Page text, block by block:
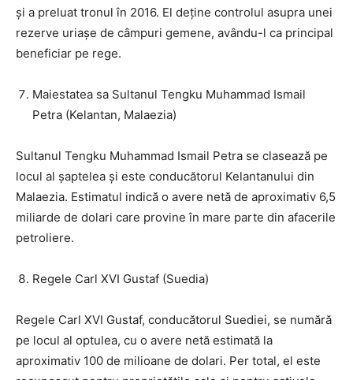
și a preluat tronul în 2016. El deține controlul asupra unei
rezerve uriașe de câmpuri gemene, avându-l ca principal
beneficiar pe rege.
Maiestatea sa Sultanul Tengku Muhammad Ismail
Petra (Kelantan, Malaezia)
Sultanul Tengku Muhammad Ismail Petra se clasează pe
locul al șaptelea și este conducătorul Kelantanului din
Malaezia. Estimatul indică o avere netă de aproximativ 6,5
miliarde de dolari care provine în mare parte din afacerile
petroliere.
Regele Carl XVI Gustaf (Suedia)
Regele Carl XVI Gustaf, conducătorul Suediei, se numără
pe locul al optulea, cu o avere netă estimată la
aproximativ 100 de milioane de dolari. Per total, el este